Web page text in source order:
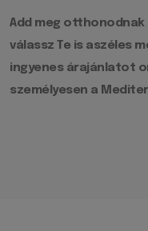
Add meg
válassz Te is aszéles
ingyenes árajánlatot
személyesen a